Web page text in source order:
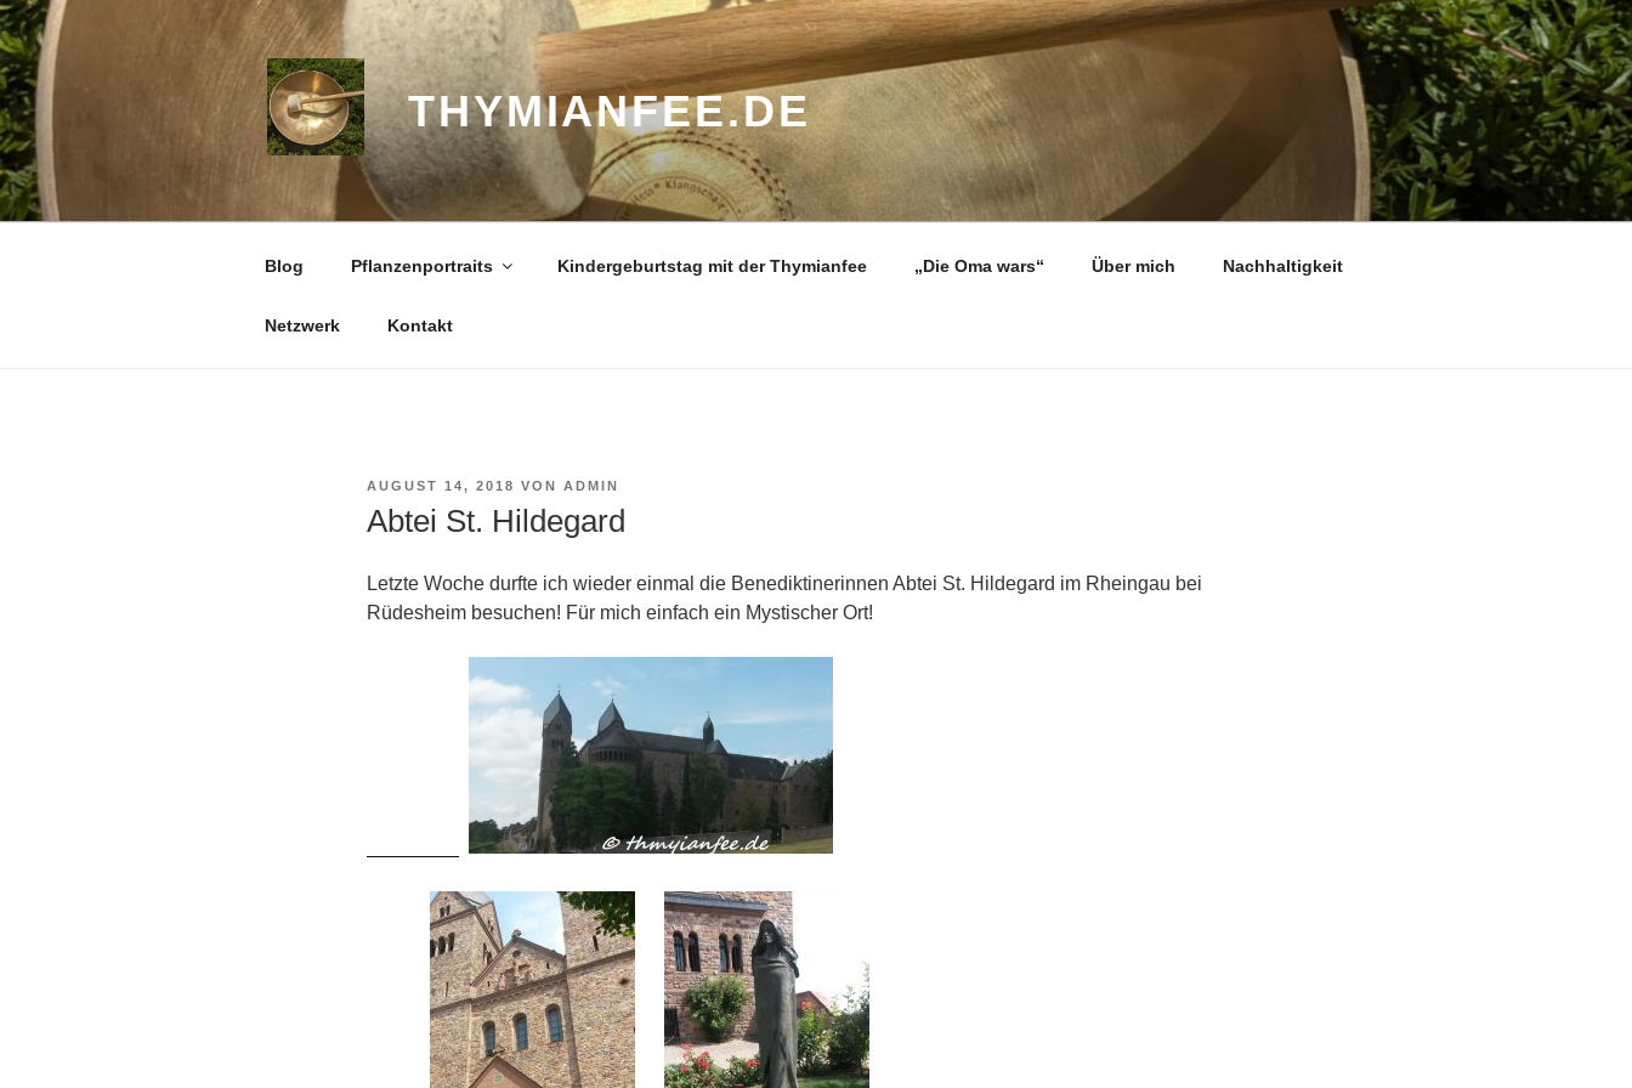
Zum
Inhalt
springen
THYMIANFEE.DE
Blog Pflanzenportraits Kindergeburtstag mit der Thymianfee „Die Oma wars“ Über mich Nachhaltigkeit
Netzwerk Kontakt
VERÖFFENTLICHT
AUGUST 14, 2018 VON ADMIN
Abtei St. Hildegard
Letzte Woche durfte ich wieder einmal die Benediktinerinnen Abtei St. Hildegard im Rheingau bei
Rüdesheim besuchen! Für mich einfach ein Mystischer Ort!